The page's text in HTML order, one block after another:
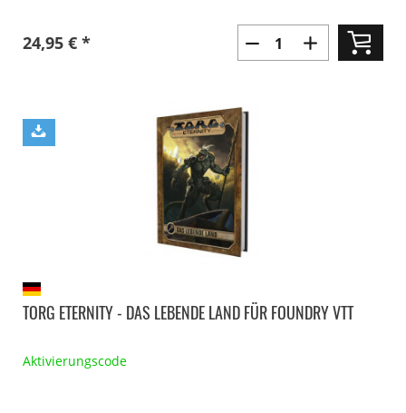
24,95 € *
TORG ETERNITY - DAS LEBENDE LAND FÜR FOUNDRY VTT
Aktivierungscode